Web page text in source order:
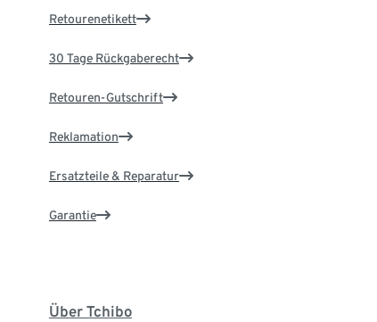
Retourenetikett
30 Tage Rückgaberecht
Retouren-Gutschrift
Reklamation
Ersatzteile & Reparatur
Garantie
Über Tchibo